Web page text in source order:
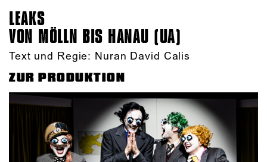
LEAKS
VON MÖLLN BIS HANAU (UA)
Text und Regie: Nuran David Calis
ZUR PRODUKTION